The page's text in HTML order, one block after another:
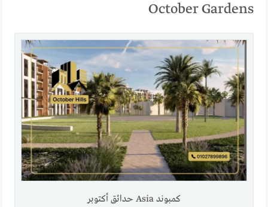
October Gardens
كمبوند Asia حدائق أكتوبر